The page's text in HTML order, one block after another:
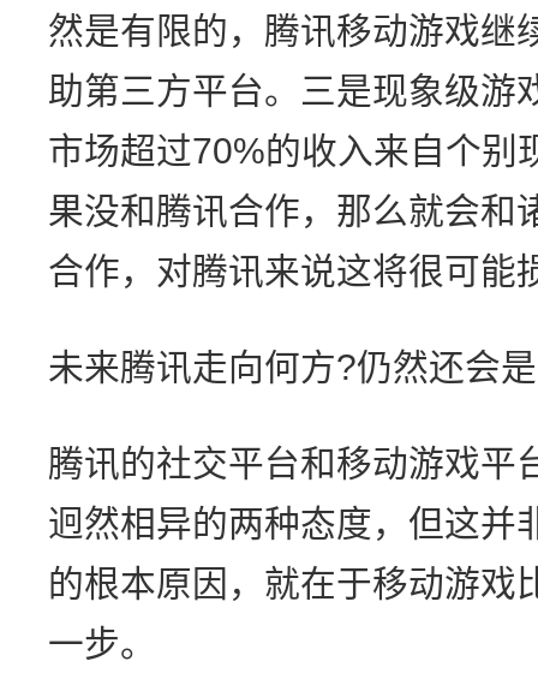
然是有限的，腾讯移动游戏继
助第三方平台。三是现象级游
市场超过70%的收入来自个别
果没和腾讯合作，那么就会和
合作，对腾讯来说这将很可能
未来腾讯走向何方?仍然还会
腾讯的社交平台和移动游戏平
迥然相异的两种态度，但这并
的根本原因，就在于移动游戏
一步。